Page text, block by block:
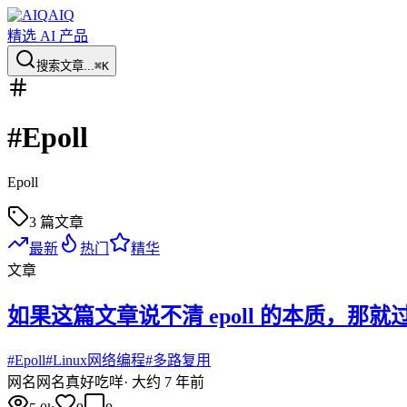
AIQ
精选 AI 产品
搜索文章...⌘K
#Epoll
Epoll
3 篇文章
最新
热门
精华
文章
如果这篇文章说不清 epoll 的本质，那就
#Epoll#Linux网络编程#多路复用
网名 网名真好吃咩· 大约 7 年前